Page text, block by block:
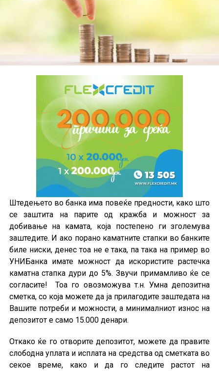
Штедењето во банка има повеќе предности, како што
се заштита на парите од кражба и можност за
добивање на камата, која постепено ги зголемува
заштедите. И ако порано кaматните стапки во банките
биле ниски, денес тоа не е така, па така на пример во
УНИБанка имате можност да искористите растечка
каматна стапка дури до 5%. Звучи примамливо ќе се
согласите! Тоа го овозможува т.н. Умна депозитна
сметка, со која можете да ја прилагодите заштедата на
Вашите потреби и можности, а минималниот износ на
депозитот е само 15.000 денари.
Откако ќе го отворите депозитот, можете да правите
слободна уплата и исплата на средства од сметката во
секое време, како и да го следите растот на